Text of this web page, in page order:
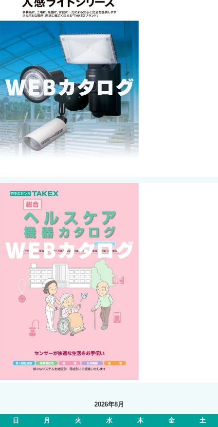
2026年8月
日 月 火 水 木 金 土